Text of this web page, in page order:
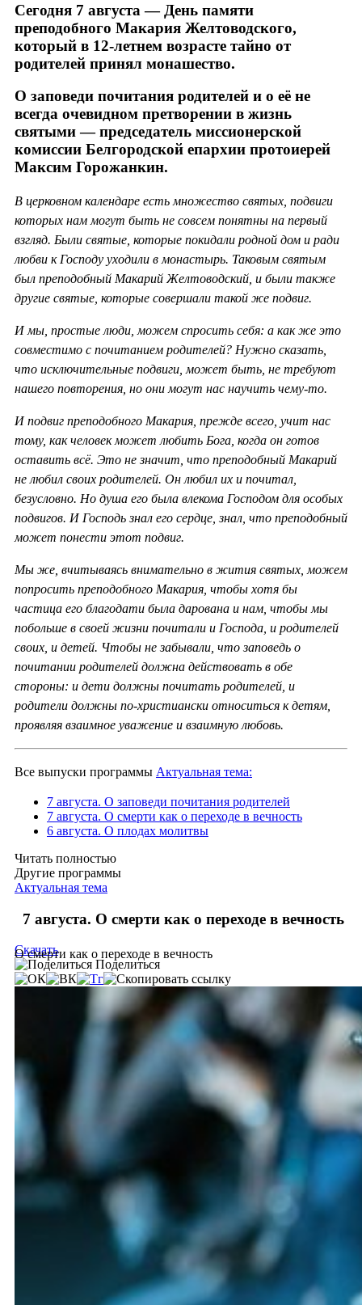
Сегодня 7 августа — День памяти
преподобного Макария Желтоводского,
который в 12-летнем возрасте тайно от
родителей принял монашество.
О заповеди почитания родителей и о её не
всегда очевидном претворении в жизнь
святыми — председатель миссионерской
комиссии Белгородской епархии протоиерей
Максим Горожанкин.
В церковном календаре есть множество святых, подвиги
которых нам могут быть не совсем понятны на первый
взгляд. Были святые, которые покидали родной дом и ради
любви к Господу уходили в монастырь. Таковым святым
был преподобный Макарий Желтоводский, и были также
другие святые, которые совершали такой же подвиг.
И мы, простые люди, можем спросить себя: а как же это
совместимо с почитанием родителей? Нужно сказать,
что исключительные подвиги, может быть, не требуют
нашего повторения, но они могут нас научить чему-то.
И подвиг преподобного Макария, прежде всего, учит нас
тому, как человек может любить Бога, когда он готов
оставить всё. Это не значит, что преподобный Макарий
не любил своих родителей. Он любил их и почитал,
безусловно. Но душа его была влекома Господом для особых
подвигов. И Господь знал его сердце, знал, что преподобный
может понести этот подвиг.
Мы же, вчитываясь внимательно в жития святых, можем
попросить преподобного Макария, чтобы хотя бы
частица его благодати была дарована и нам, чтобы мы
побольше в своей жизни почитали и Господа, и родителей
своих, и детей. Чтобы не забывали, что заповедь о
почитании родителей должна действовать в обе
стороны: и дети должны почитать родителей, и
родители должны по-христиански относиться к детям,
проявляя взаимное уважение и взаимную любовь.
Все выпуски программы Актуальная тема:
7 августа. О заповеди почитания родителей
7 августа. О смерти как о переходе в вечность
6 августа. О плодах молитвы
Читать полностью
Другие программы
Актуальная тема
7 августа. О смерти как о переходе в вечность
О смерти как о переходе в вечность
Скачать
Поделиться